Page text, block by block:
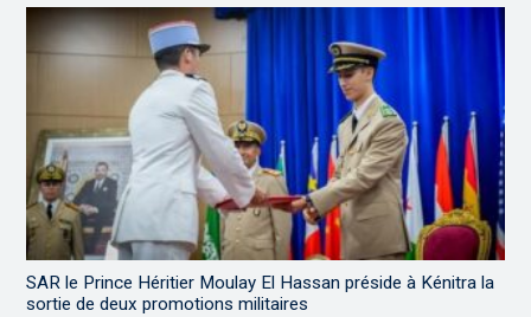
SAR le Prince Héritier Moulay El Hassan préside à Kénitra la
sortie de deux promotions militaires